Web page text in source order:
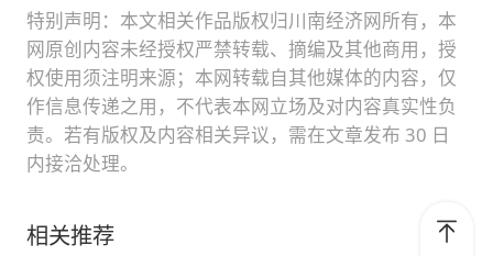
特别声明：本文相关作品版权归川南经济网所有，本
网原创内容未经授权严禁转载、摘编及其他商用，授
权使用须注明来源；本网转载自其他媒体的内容，仅
作信息传递之用，不代表本网立场及对内容真实性负
责。若有版权及内容相关异议，需在文章发布 30 日
内接洽处理。
相关推荐